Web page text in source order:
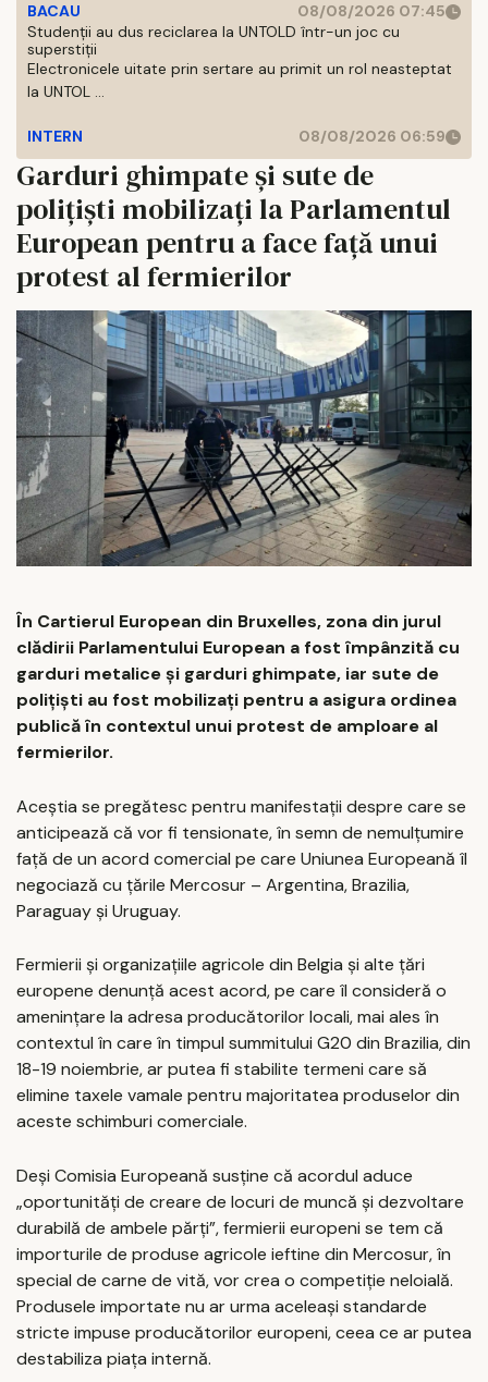
BACAU
08/08/2026 07:45
Studenții au dus reciclarea la UNTOLD într-un joc cu
superstiții
Electronicele uitate prin sertare au primit un rol neasteptat
la UNTOL ...
INTERN 08/08/2026 06:59
Garduri ghimpate și sute de
polițiști mobilizați la Parlamentul
European pentru a face față unui
protest al fermierilor
În Cartierul European din Bruxelles, zona din jurul
clădirii Parlamentului European a fost împânzită cu
garduri metalice și garduri ghimpate, iar sute de
polițiști au fost mobilizați pentru a asigura ordinea
publică în contextul unui protest de amploare al
fermierilor.
Aceștia se pregătesc pentru manifestații despre care se
anticipează că vor fi tensionate, în semn de nemulțumire
față de un acord comercial pe care Uniunea Europeană îl
negociază cu țările Mercosur – Argentina, Brazilia,
Paraguay și Uruguay.
Fermierii și organizațiile agricole din Belgia și alte țări
europene denunță acest acord, pe care îl consideră o
amenințare la adresa producătorilor locali, mai ales în
contextul în care în timpul summitului G20 din Brazilia, din
18-19 noiembrie, ar putea fi stabilite termeni care să
elimine taxele vamale pentru majoritatea produselor din
aceste schimburi comerciale.
Deși Comisia Europeană susține că acordul aduce
„oportunități de creare de locuri de muncă și dezvoltare
durabilă de ambele părți”, fermierii europeni se tem că
importurile de produse agricole ieftine din Mercosur, în
special de carne de vită, vor crea o competiție neloială.
Produsele importate nu ar urma aceleași standarde
stricte impuse producătorilor europeni, ceea ce ar putea
destabiliza piața internă.